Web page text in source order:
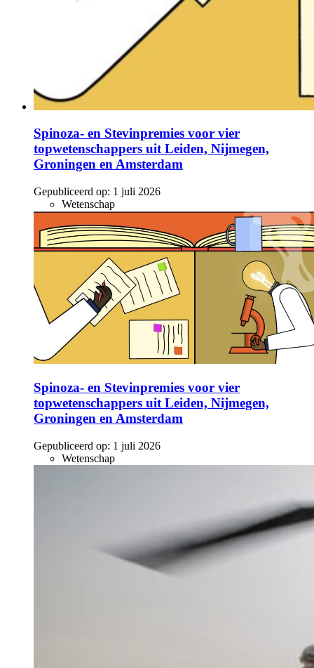
Spinoza- en Stevinpremies voor vier
topwetenschappers uit Leiden, Nijmegen,
Groningen en Amsterdam
Gepubliceerd op: 1 juli 2026
Wetenschap
Spinoza- en Stevinpremies voor vier
topwetenschappers uit Leiden, Nijmegen,
Groningen en Amsterdam
Gepubliceerd op: 1 juli 2026
Wetenschap